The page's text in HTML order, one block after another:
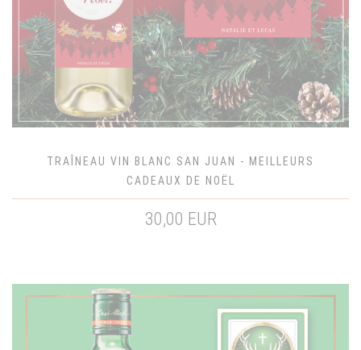
TRAÎNEAU VIN BLANC SAN JUAN - MEILLEURS
CADEAUX DE NOËL
30,00 EUR